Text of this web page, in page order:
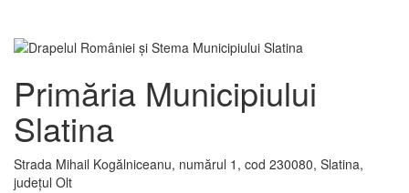
Primăria Municipiului
Slatina
Strada Mihail Kogălniceanu, numărul 1, cod 230080, Slatina,
județul Olt